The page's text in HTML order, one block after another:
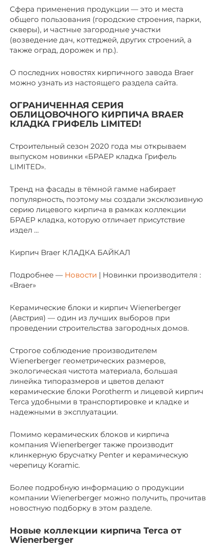
Сфера применения продукции — это и места
общего пользования (городские строения, парки,
скверы), и частные загородные участки
(возведение дач, коттеджей, других строений, а
также оград, дорожек и пр.).
О последних новостях кирпичного завода Braer
можно узнать из настоящего раздела сайта.
ОГРАНИЧЕННАЯ СЕРИЯ
ОБЛИЦОВОЧНОГО КИРПИЧА BRAER
КЛАДКА ГРИФЕЛЬ LIMITED!
Строительный сезон 2020 года мы открываем
выпуском новинки «БРАЕР кладка Грифель
LIMITED».
Тренд на фасады в тёмной гамме набирает
популярность, поэтому мы создали эксклюзивную
серию лицевого кирпича в рамках коллекции
БРАЕР кладка, которую отличает присутствие
издел …
Кирпич Braer КЛАДКА БАЙКАЛ
Подробнее — Новости | Новинки производителя :
«Braer»
Керамические блоки и кирпич Wienerberger
(Австрия) — один из лучших выборов при
проведении строительства загородных домов.
Строгое соблюдение производителем
Wienerberger геометрических размеров,
экологическая чистота материала, большая
линейка типоразмеров и цветов делают
керамические блоки Porotherm и лицевой кирпич
Terca удобными в транспортировке и кладке и
надежными в эксплуатации.
Помимо керамических блоков и кирпича
компания Wienerberger также производит
клинкерную брусчатку Penter и керамическую
черепицу Koramic.
Более подробную информацию о продукции
компании Wienerberger можно получить, прочитав
новостную подборку в этом разделе.
Новые коллекции кирпича Terca от
Wienerberger